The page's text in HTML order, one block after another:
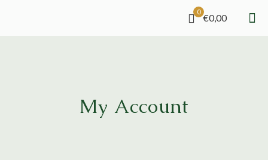
0
€0,00
My Account